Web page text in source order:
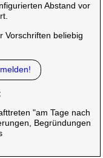
Abstand vor
Vorschriften beliebig
"am Tage nach
Begründungen